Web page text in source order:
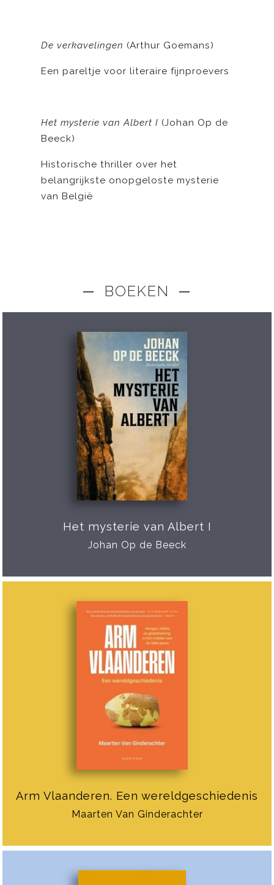
De verkavelingen (Arthur Goemans)
Een pareltje voor literaire fijnproevers
Het mysterie van Albert I (Johan Op de
Beeck)
Historische thriller over het
belangrijkste onopgeloste mysterie
van België
─ BOEKEN ─
Het mysterie van Albert I
Johan Op de Beeck
Arm Vlaanderen. Een wereldgeschiedenis
Maarten Van Ginderachter